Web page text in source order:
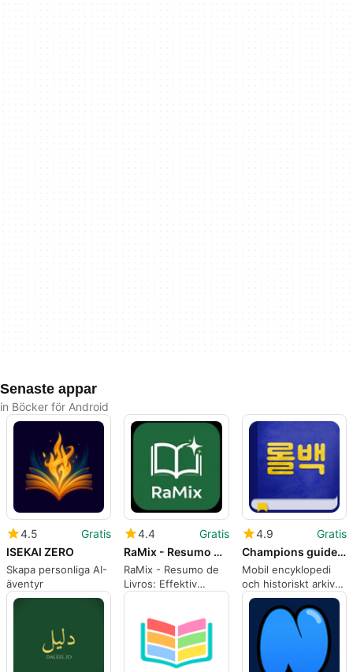
Senaste appar
in Böcker för Android
4.5
Gratis
ISEKAI ZERO
Skapa personliga AI-
äventyr
4.4
Gratis
RaMix - Resumo de Livros
RaMix - Resumo de
Livros: Effektiv
kunskapsåtkomst
4.9
Gratis
Champions guide for Legends
Mobil encyklopedi
och historiskt arkiv
för ligamästare